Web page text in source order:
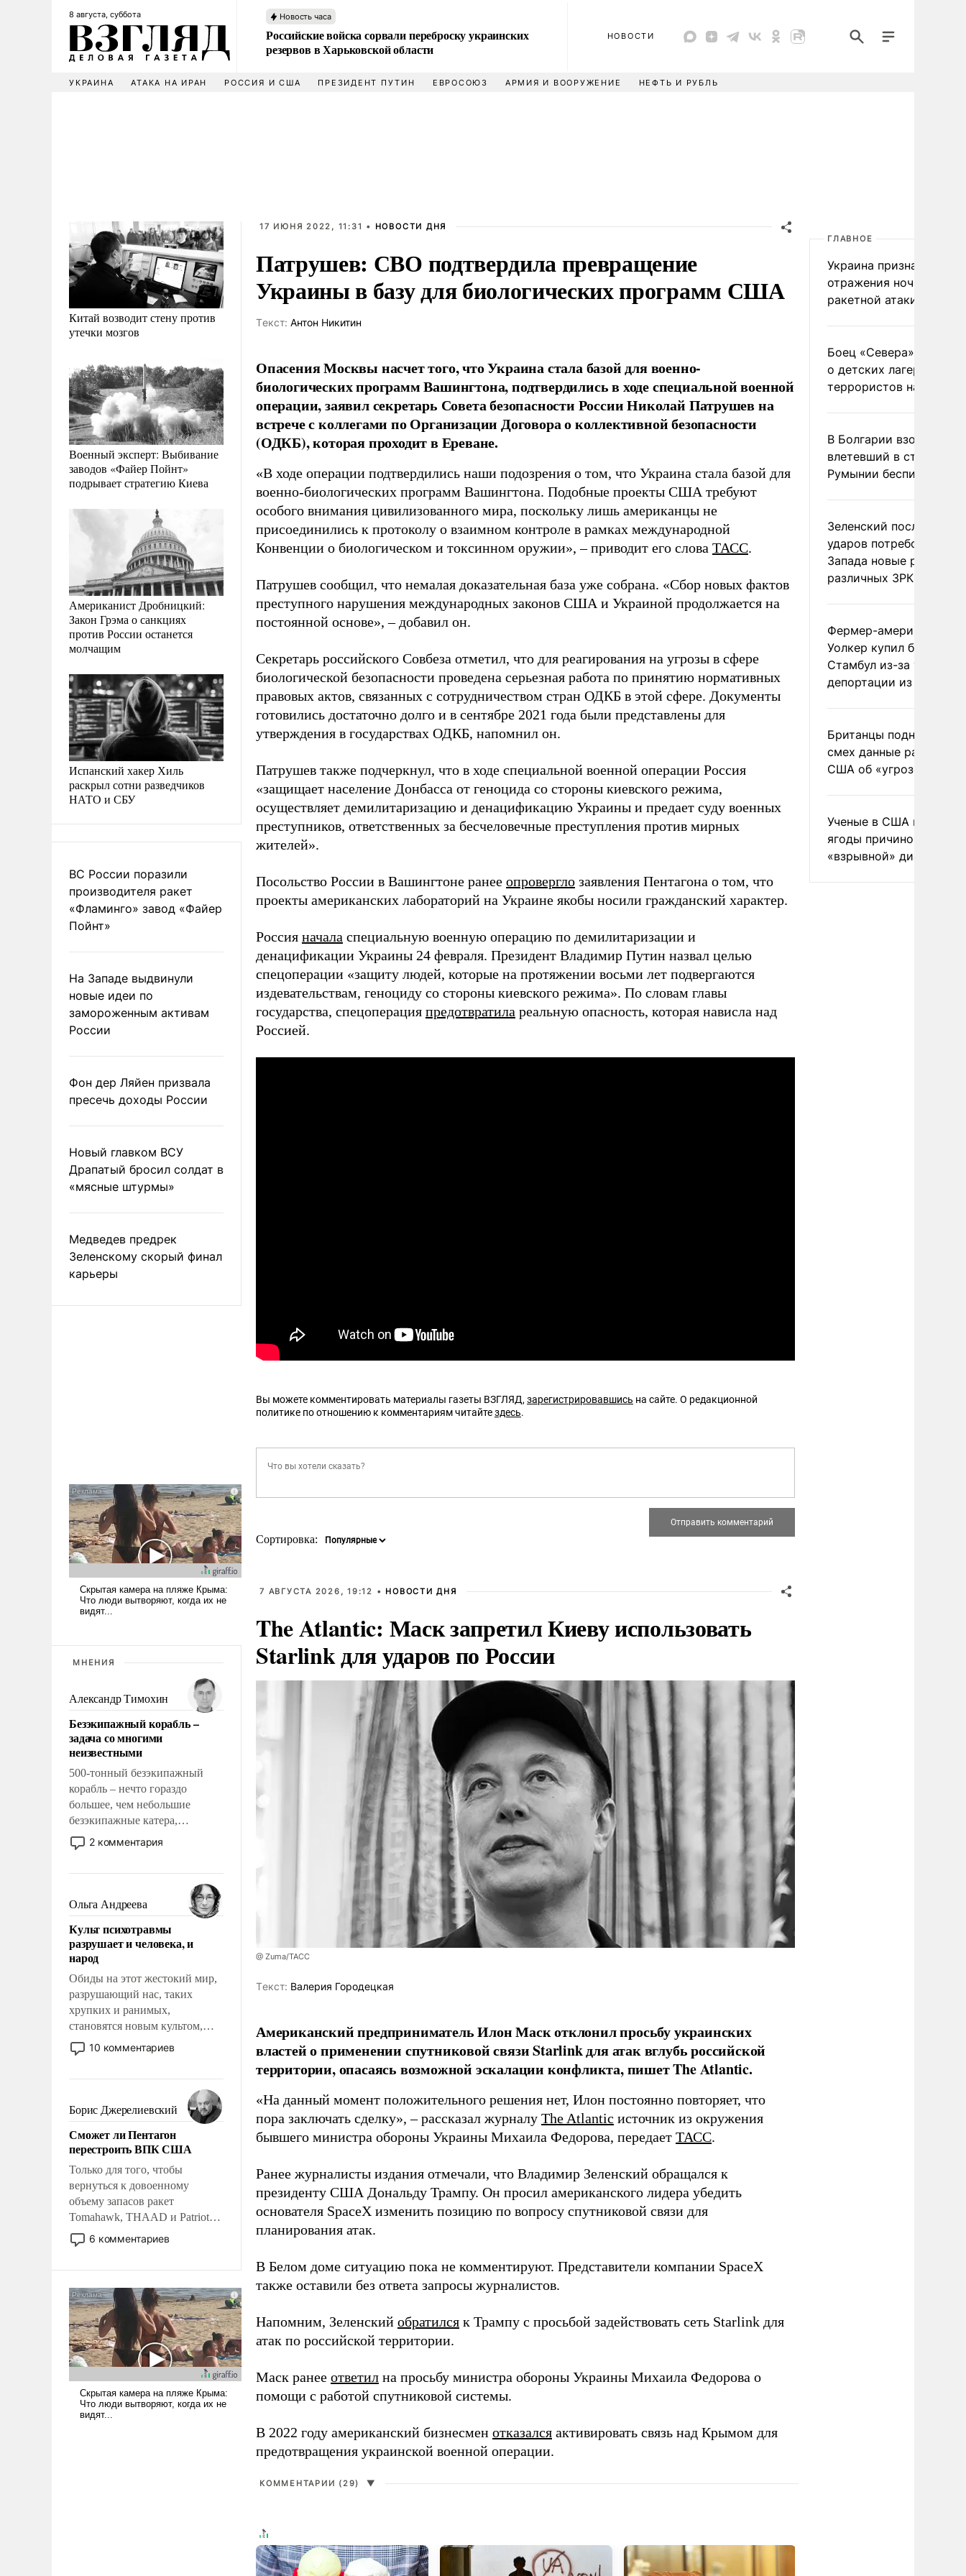
8 августа, суббота Новость часа
Российские войска сорвали переброску украинских
резервов в Харьковской области
НОВОСТИ
УКРАИНА АТАКА НА ИРАН РОССИЯ И США ПРЕЗИДЕНТ ПУТИН ЕВРОСОЮЗ АРМИЯ И ВООРУЖЕНИЕ НЕФТЬ И РУБЛЬ
Китай возводит стену против
утечки мозгов
Военный эксперт: Выбивание
заводов «Файер Пойнт»
подрывает стратегию Киева
Американист Дробницкий:
Закон Грэма о санкциях
против России останется
молчащим
Испанский хакер Хиль
раскрыл сотни разведчиков
НАТО и СБУ
ВС России поразили
производителя ракет
«Фламинго» завод «Файер
Пойнт»
На Западе выдвинули
новые идеи по
замороженным активам
России
Фон дер Ляйен призвала
пресечь доходы России
Новый главком ВСУ
Драпатый бросил солдат в
«мясные штурмы»
Медведев предрек
Зеленскому скорый финал
карьеры
МНЕНИЯ
Александр Тимохин
Безэкипажный корабль –
задача со многими
неизвестными
500-тонный безэкипажный
корабль – нечто гораздо
большее, чем небольшие
безэкипажные катера,
применение которых уже
стало обыденностью. Задача по
сложна и амбициозна. Однако
и ее реализация радикально
поднимет наши боевые
возможности.
2 комментария
Ольга Андреева
Культ психотравмы
разрушает и человека, и
народ
Обиды на этот жестокий мир,
разрушающий нас, таких
хрупких и ранимых,
становятся новым культом,
постепенно вытесняя и
отменяя традиционное
мужественным и твердым под
ударами судьбы, брать на себя
ответственность, помогать
слабым, идти вперед и
адаптироваться.
10 комментариев
Борис Джерелиевский
Сможет ли Пентагон
перестроить ВПК США
Только для того, чтобы
вернуться к довоенному
объему запасов ракет
Tomahawk, THAAD и Patriot
США потребуется более трех
лет. Даже небольшая война с
Сложившаяся ситуация
означает многолетний период
уязвимости США, например,
перед Китаем.
6 комментариев
17 ИЮНЯ 2022, 11:31 • НОВОСТИ ДНЯ
Патрушев: СВО подтвердила превращение
Украины в базу для биологических программ США
Tекст: Антон Никитин
Опасения Москвы насчет того, что Украина стала базой для военно-
биологических программ Вашингтона, подтвердились в ходе специальной военной
операции, заявил секретарь Совета безопасности России Николай Патрушев на
встрече с коллегами по Организации Договора о коллективной безопасности
(ОДКБ), которая проходит в Ереване.
«В ходе операции подтвердились наши подозрения о том, что Украина стала базой для
военно-биологических программ Вашингтона. Подобные проекты США требуют
особого внимания цивилизованного мира, поскольку лишь американцы не
присоединились к протоколу о взаимном контроле в рамках международной
Конвенции о биологическом и токсинном оружии», – приводит его слова ТАСС.
Патрушев сообщил, что немалая доказательная база уже собрана. «Сбор новых фактов
преступного нарушения международных законов США и Украиной продолжается на
постоянной основе», – добавил он.
Секретарь российского Совбеза отметил, что для реагирования на угрозы в сфере
биологической безопасности проведена серьезная работа по принятию нормативных
правовых актов, связанных с сотрудничеством стран ОДКБ в этой сфере. Документы
готовились достаточно долго и в сентябре 2021 года были представлены для
утверждения в государствах ОДКБ, напомнил он.
Патрушев также подчеркнул, что в ходе специальной военной операции Россия
«защищает население Донбасса от геноцида со стороны киевского режима,
осуществляет демилитаризацию и денацификацию Украины и предает суду военных
преступников, ответственных за бесчеловечные преступления против мирных
жителей».
Посольство России в Вашингтоне ранее опровергло заявления Пентагона о том, что
проекты американских лабораторий на Украине якобы носили гражданский характер.
Россия начала специальную военную операцию по демилитаризации и
денацификации Украины 24 февраля. Президент Владимир Путин назвал целью
спецоперации «защиту людей, которые на протяжении восьми лет подвергаются
издевательствам, геноциду со стороны киевского режима». По словам главы
государства, спецоперация предотвратила реальную опасность, которая нависла над
Россией.
Вы можете комментировать материалы газеты ВЗГЛЯД, зарегистрировавшись на сайте. О редакционной
политике по отношению к комментариям читайтездесь.
Сортировка:
7 АВГУСТА 2026, 19:12 • НОВОСТИ ДНЯ
The Atlantic: Маск запретил Киеву использовать
Starlink для ударов по России
@ Zuma/ТАСС
Tекст: Валерия Городецкая
Американский предприниматель Илон Маск отклонил просьбу украинских
властей о применении спутниковой связи Starlink для атак вглубь российской
территории, опасаясь возможной эскалации конфликта, пишет The Atlantic.
«На данный момент положительного решения нет, Илон постоянно повторяет, что
пора заключать сделку», – рассказал журналу The Atlantic источник из окружения
бывшего министра обороны Украины Михаила Федорова, передает ТАСС.
Ранее журналисты издания отмечали, что Владимир Зеленский обращался к
президенту США Дональду Трампу. Он просил американского лидера убедить
основателя SpaceX изменить позицию по вопросу спутниковой связи для
планирования атак.
В Белом доме ситуацию пока не комментируют. Представители компании SpaceX
также оставили без ответа запросы журналистов.
Напомним, Зеленский обратился к Трампу с просьбой задействовать сеть Starlink для
атак по российской территории.
Маск ранее ответил на просьбу министра обороны Украины Михаила Федорова о
помощи с работой спутниковой системы.
В 2022 году американский бизнесмен отказался активировать связь над Крымом для
предотвращения украинской военной операции.
КОММЕНТАРИИ (29) ▼
ГЛАВНОЕ
Украина признала
отражения ночной
ракетной атаки
Боец «Севера»
о детских лагерях
террористов на
В Болгарии взорвался
влетевший в страну из
Румынии беспилотник
Зеленский после
ударов потребовал у
Запада новые ракеты
различных ЗРК
Фермер-американец
Уолкер купил билет в
Стамбул из-за угрозы
депортации из России
Британцы подняли на
смех данные разведки
США об «угрозе
Ученые в США назвали
ягоды причиной
«взрывной» диареи